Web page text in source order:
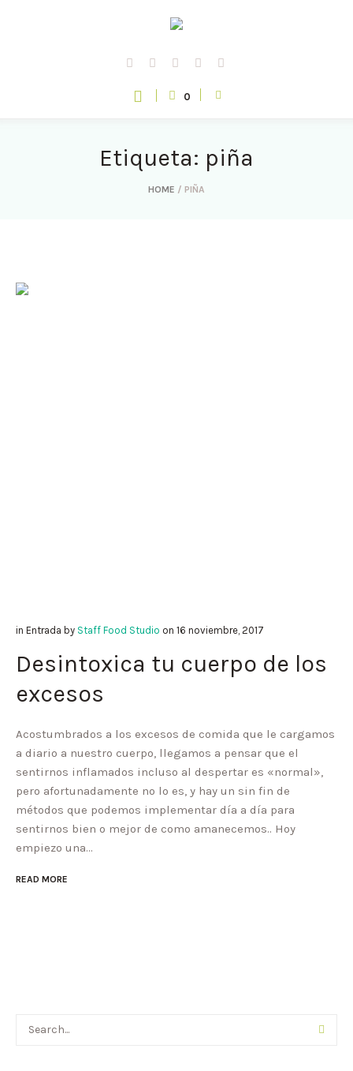
0
Etiqueta: piña
HOME / PIÑA
in Entrada by Staff Food Studio on 16 noviembre, 2017
Desintoxica tu cuerpo de los
excesos
Acostumbrados a los excesos de comida que le cargamos
a diario a nuestro cuerpo, llegamos a pensar que el
sentirnos inflamados incluso al despertar es «normal»,
pero afortunadamente no lo es, y hay un sin fin de
métodos que podemos implementar día a día para
sentirnos bien o mejor de como amanecemos.. Hoy
empiezo una...
READ MORE